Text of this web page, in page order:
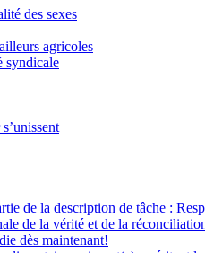
des sexes
agricoles
syndicale
de la description de tâche :
de la vérité et de la
dès maintenant!